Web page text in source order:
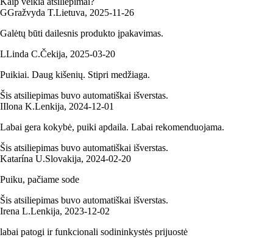
GGražvyda T.Lietuva, 2025‑11‑26
Galėtų būti dailesnis produkto įpakavimas.
LLinda C.Čekija, 2025‑03‑20
Puikiai. Daug kišenių. Stipri medžiaga.
Šis atsiliepimas buvo automatiškai išverstas.
IIlona K.Lenkija, 2024‑12‑01
Labai gera kokybė, puiki apdaila. Labai rekomenduojama.
Šis atsiliepimas buvo automatiškai išverstas.
Katarína U.Slovakija, 2024‑02‑20
Puiku, pačiame sode
Šis atsiliepimas buvo automatiškai išverstas.
Irena L.Lenkija, 2023‑12‑02
labai patogi ir funkcionali sodininkystės prijuostė